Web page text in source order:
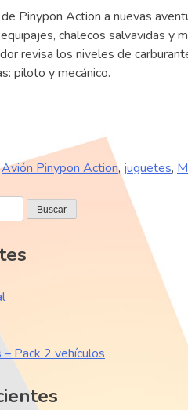
Pinypon Action a nuevas
chalecos salvavidas y
revisa los niveles de
piloto y mecánico.
Avión Pinypon Action, juguetes,
Pack 2 vehículos